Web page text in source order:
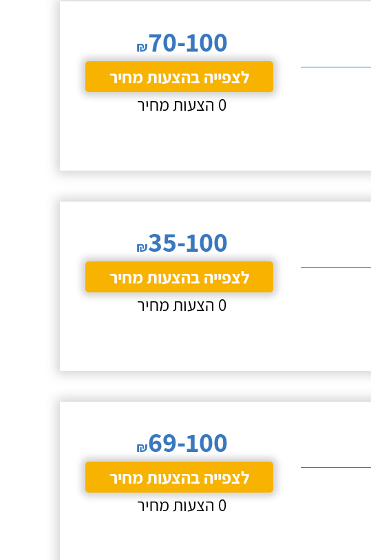
₪70-100
לצפייה בהצעות מחיר
0 הצעות מחיר
₪35-100
לצפייה בהצעות מחיר
0 הצעות מחיר
₪69-100
לצפייה בהצעות מחיר
0 הצעות מחיר